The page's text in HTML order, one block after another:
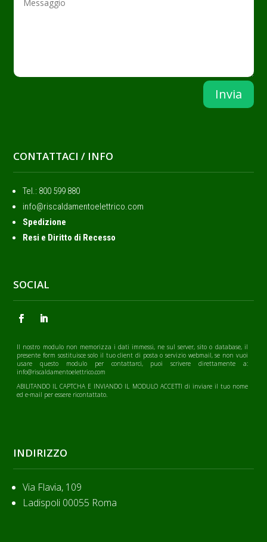
Invia
CONTATTACI / INFO
Tel.: ‭800 599 880
info@riscaldamentoelettrico.com
Spedizione
Resi e Diritto di Recesso
SOCIAL
Il nostro modulo non memorizza i dati immessi, ne sul server, sito o database, il
presente form sostituisce solo il tuo client di posta o servizio webmail, se non vuoi
usare questo modulo per contattarci, puoi scrivere direttamente a:
info@riscaldamentoelettrico.com
ABILITANDO IL CAPTCHA E INVIANDO IL MODULO ACCETTI di inviare il tuo nome
ed e-mail per essere ricontattato.
INDIRIZZO
Via Flavia, 109
Ladispoli 00055 Roma